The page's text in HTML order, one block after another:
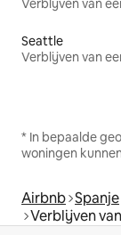
Verblijven van
Seattle
Verblijven van
* In bepaalde
woningen
Airbnb Spanje
Verblijven